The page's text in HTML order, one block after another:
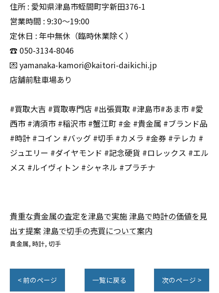
住所 : 愛知県津島市蛭間町字新田376-1
営業時間 : 9:30〜19:00
定休日 : 年中無休（臨時休業除く）
☎️ 050-3134-8046
💌 yamanaka-kamori@kaitori-daikichi.jp
店舗前駐車場あり
#買取大吉 #買取専門店 #出張買取 #津島市#あま市 #愛
西市 #清須市 #稲沢市 #蟹江町 #金 #貴金属 #ブランド品
#時計 #コイン #バッグ #切手 #カメラ #金券 #テレカ #
ジュエリー #ダイヤモンド #記念硬貨 #ロレックス #エル
メス #ルイヴィトン #シャネル #プラチナ
貴重な貴金属の査定を津島で実施 津島で時計の価値を見
出す提案 津島で切手の売買について案内
貴金属 時計 切手
< 前のページ 一覧に戻る 次のページ >